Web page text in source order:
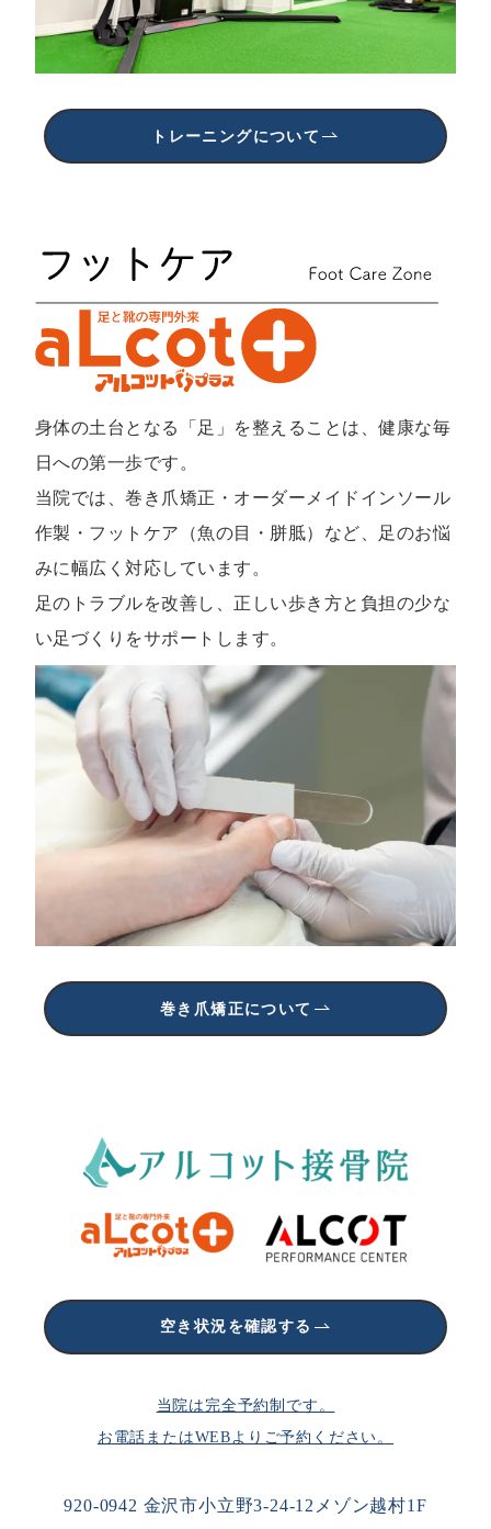
トレーニングについて
身体の土台となる「足」を整えることは、健康な毎
日への第一歩です。
当院では、巻き爪矯正・オーダーメイドインソール
作製・フットケア（魚の目・胼胝）など、足のお悩
みに幅広く対応しています。
足のトラブルを改善し、正しい歩き方と負担の少な
い足づくりをサポートします。
巻き爪矯正について
空き状況を確認する
当院は完全予約制です。
お電話またはWEBよりご予約ください。
920-0942 金沢市小立野3-24-12メゾン越村1F